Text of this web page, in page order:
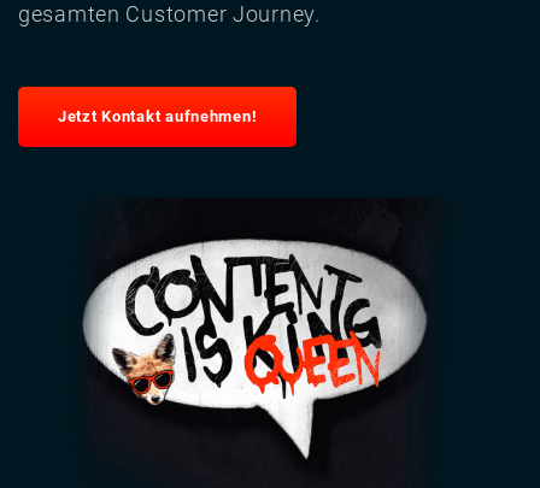
gesamten Customer Journey.
Jetzt Kontakt aufnehmen!